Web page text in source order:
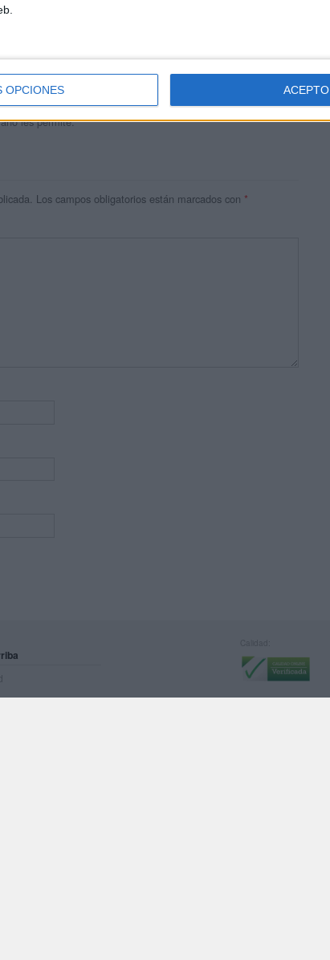
OPCIONES ACEPTO
blog, es la apuesta personal de dos profesores Ginés y
son los encargados de los contenidos que encontramos
la mayor parte del tiempo, que sus tareas como docentes, y
les permite.
Los campos obligatorios están marcados con *